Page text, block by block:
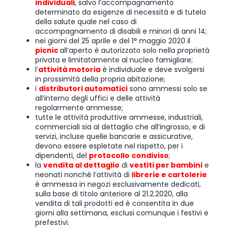
individuali, salvo l’accompagnamento
determinato da esigenze di necessità e di tutela
della salute quale nel caso di
accompagnamento di disabili e minori di anni 14;
nei giorni del 25 aprile e del 1° maggio 2020 il
picnicall’aperto è autorizzato solo nella proprietà
privata e limitatamente al nucleo famigliare;
l’attività motoria è individuale e deve svolgersi
in prossimità della propria abitazione;
i distributori automatici sono ammessi solo se
all’interno degli uffici e delle attività
regolarmente ammesse;
tutte le attività produttive ammesse, industriali,
commerciali sia al dettaglio che all’ingrosso, e di
servizi, incluse quelle bancarie e assicurative,
devono essere espletate nel rispetto, per i
dipendenti, del protocollo condiviso;
la vendita al dettaglio di vestiti per bambini e
neonati nonché l’attività di librerie e cartolerie
è ammessa in negozi esclusivamente dedicati,
sulla base di titolo anteriore al 21.2.2020, alla
vendita di tali prodotti ed è consentita in due
giorni alla settimana, esclusi comunque i festivi e
prefestivi.